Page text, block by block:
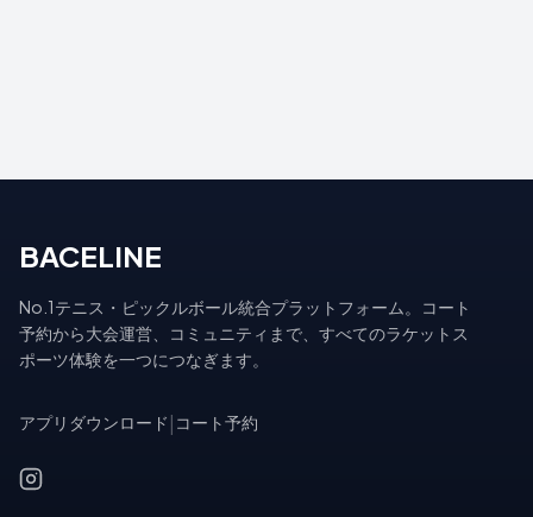
BACELINE
No.1テニス・ピックルボール統合プラットフォーム。コート
予約から大会運営、コミュニティまで、すべてのラケットス
ポーツ体験を一つにつなぎます。
アプリダウンロード コート予約